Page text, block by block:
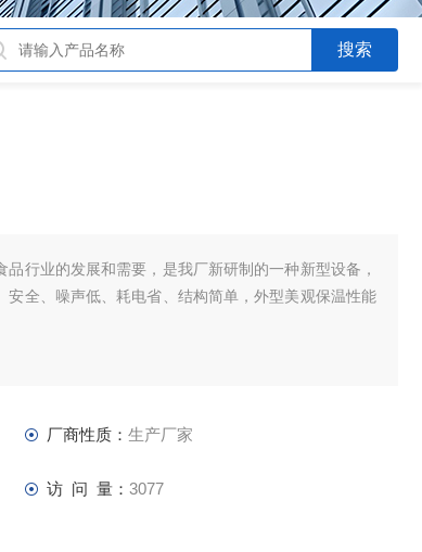
行业的发展和需要，是我厂新研制的一种新型设备，
全、噪声低、耗电省、结构简单，外型美观保温性能
厂商性质： 生产厂家
访 问 量： 3077